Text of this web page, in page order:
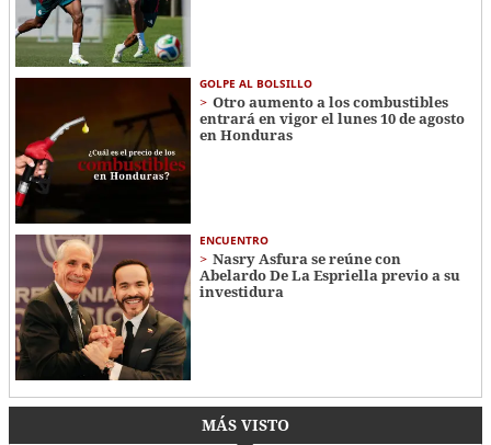
GOLPE AL BOLSILLO
Otro aumento a los combustibles
entrará en vigor el lunes 10 de agosto
en Honduras
ENCUENTRO
Nasry Asfura se reúne con
Abelardo De La Espriella previo a su
investidura
MÁS VISTO